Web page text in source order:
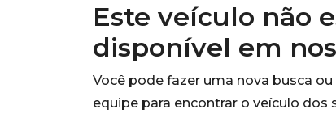
Este veículo não
disponível em
Você pode fazer uma nova busca
equipe para encontrar o veículo dos